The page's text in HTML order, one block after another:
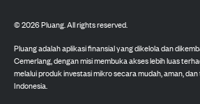
©2026Pluang. All rights reserved.
Pluang adalah aplikasi finansial yang dikelola dan
Cemerlang, dengan misi membuka akses lebih luas
melalui produk investasi mikro secara mudah, aman,
Indonesia.